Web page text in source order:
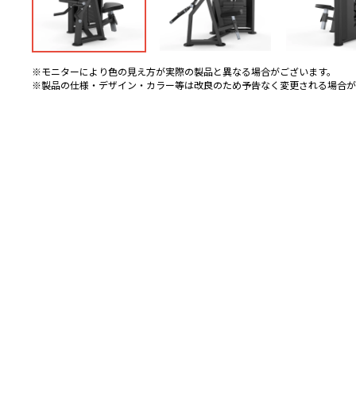
※モニターにより色の見え方が実際の製品と異なる場合がございます。
※製品の仕様・デザイン・カラー等は改良のため予告なく変更される場合